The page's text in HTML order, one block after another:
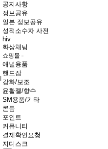
공지사항
정보공유
일본 정보공유
성적소수자 사전
hiv
화상채팅
쇼핑몰
애널용품
핸드잡
강화/보조
윤활젤/향수
SM용품/기타
콘돔
포인트
커뮤니티
결제확인요청
지디스크